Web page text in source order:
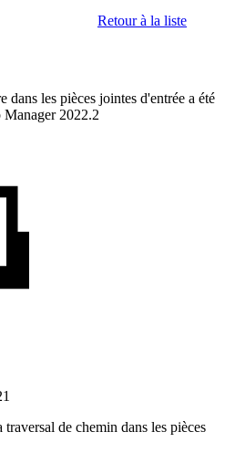
Retour à la liste
les pièces jointes d'entrée a été
Manager 2022.2
de chemin dans les pièces